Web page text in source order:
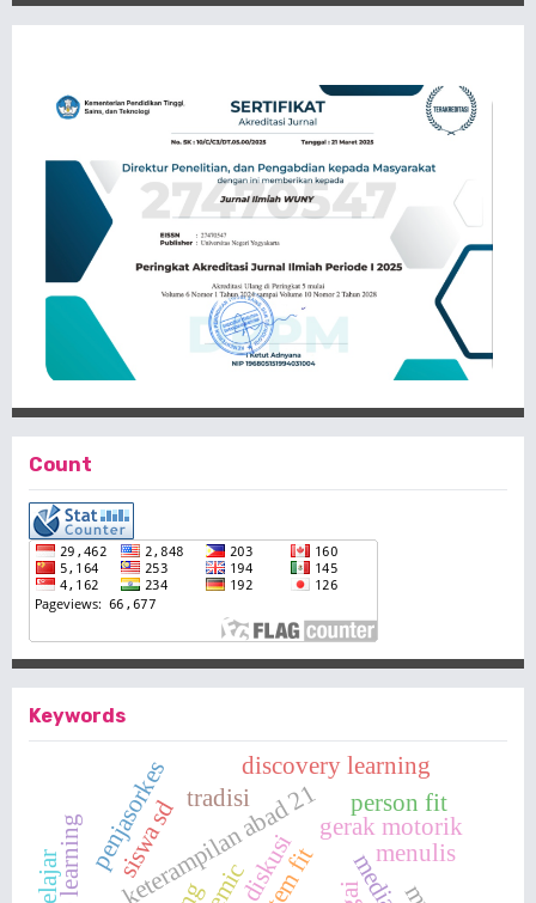
Count
Keywords
siswa sd
keterampilan abad 21
discovery learning
menulis
gerak motorik
penjasorkes tradisi person fit
item fit